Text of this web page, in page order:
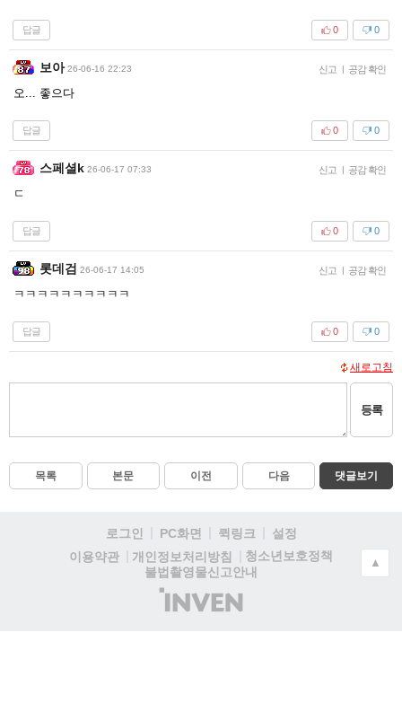
답글 0
0
보아 26-06-16 22:23 신고 | 공감 확인
오... 좋으다
답글 0
0
스페셜k 26-06-17 07:33 신고 | 공감 확인
ㄷ
답글 0
0
롯데검 26-06-17 14:05 신고 | 공감 확인
ㅋㅋㅋㅋㅋㅋㅋㅋㅋㅋ
답글 0
0
새로고침
등록
목록 본문 이전 다음 댓글보기
로그인 PC화면 퀵링크
설정
이용약관
개인정보처리방침
청소년보호정책
불법촬영물신고안내
(주)
인
▲